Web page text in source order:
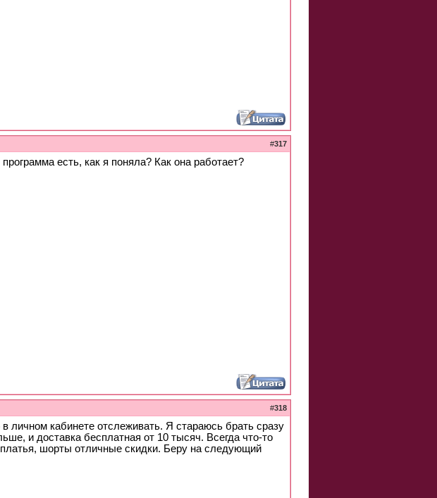
#317
есть, как я поняла? Как она работает?
#318
личном кабинете отслеживать. Я стараюсь брать сразу
и доставка бесплатная от 10 тысяч. Всегда что-то
шорты отличные скидки. Беру на следующий